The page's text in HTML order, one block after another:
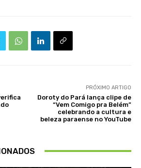
PRÓXIMO ARTIGO
Doroty do Pará lança clipe de
“Vem Comigo pra Belém”
celebrando a cultura e
beleza paraense no YouTube